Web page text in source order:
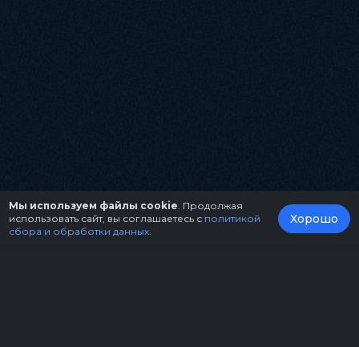
Мы используем файлы cookie . Продолжая
использовать сайт, вы соглашаетесь с политикой
сбора и обработки данных
Хорошо